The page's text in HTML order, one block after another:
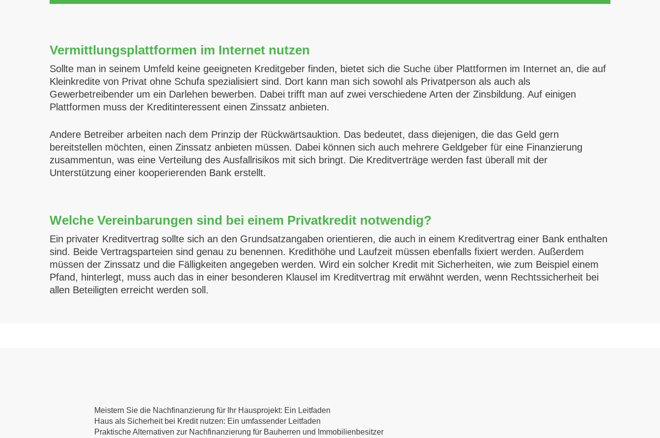
Vermittlungsplattformen im Internet nutzen
Sollte man in seinem Umfeld keine geeigneten Kreditgeber finden, bietet sich die Suche über Plattformen im Internet an, die auf
Kleinkredite von Privat ohne Schufa spezialisiert sind. Dort kann man sich sowohl als Privatperson als auch als
Gewerbetreibender um ein Darlehen bewerben. Dabei trifft man auf zwei verschiedene Arten der Zinsbildung. Auf einigen
Plattformen muss der Kreditinteressent einen Zinssatz anbieten.
Andere Betreiber arbeiten nach dem Prinzip der Rückwärtsauktion. Das bedeutet, dass diejenigen, die das Geld gern
bereitstellen möchten, einen Zinssatz anbieten müssen. Dabei können sich auch mehrere Geldgeber für eine Finanzierung
zusammentun, was eine Verteilung des Ausfallrisikos mit sich bringt. Die Kreditverträge werden fast überall mit der
Unterstützung einer kooperierenden Bank erstellt.
Welche Vereinbarungen sind bei einem Privatkredit notwendig?
Ein privater Kreditvertrag sollte sich an den Grundsatzangaben orientieren, die auch in einem Kreditvertrag einer Bank enthalten
sind. Beide Vertragsparteien sind genau zu benennen. Kredithöhe und Laufzeit müssen ebenfalls fixiert werden. Außerdem
müssen der Zinssatz und die Fälligkeiten angegeben werden. Wird ein solcher Kredit mit Sicherheiten, wie zum Beispiel einem
Pfand, hinterlegt, muss auch das in einer besonderen Klausel im Kreditvertrag mit erwähnt werden, wenn Rechtssicherheit bei
allen Beteiligten erreicht werden soll.
Meistern Sie die Nachfinanzierung für Ihr Hausprojekt: Ein Leitfaden
Haus als Sicherheit bei Kredit nutzen: Ein umfassender Leitfaden
Praktische Alternativen zur Nachfinanzierung für Bauherren und Immobilienbesitzer